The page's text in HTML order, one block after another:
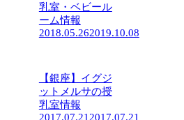
乳室・ベビール
ーム情報
2018.05.262019.10.08
【銀座】イグジ
ットメルサの授
乳室情報
2017.07.21 2017.07.21